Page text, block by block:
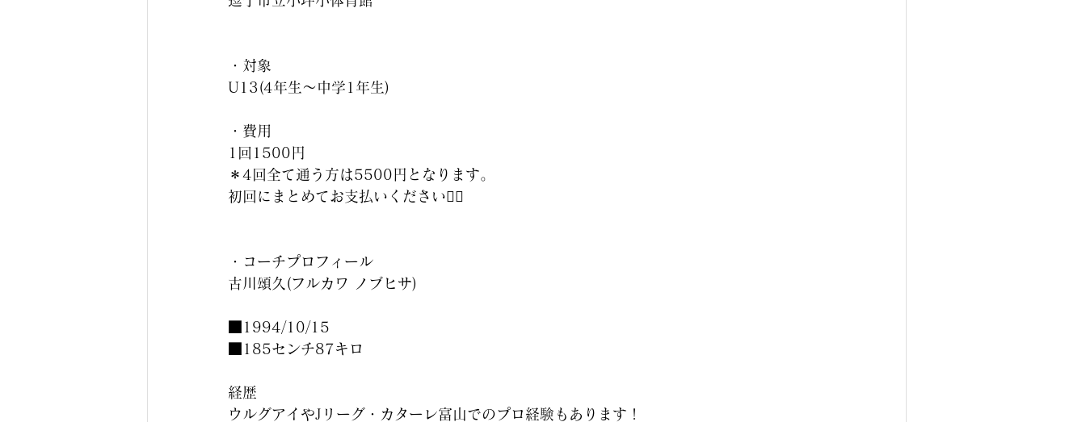
・対象
U13(4年生〜中学1年生)
・費用
1回1500円
＊4回全て通う方は5500円となります。
初回にまとめてお支払いください🙇‍♂️
・コーチプロフィール
古川頌久(フルカワ ノブヒサ)
■1994/10/15
■185センチ87キロ
経歴
ウルグアイやJリーグ・カターレ富山でのプロ経験もあります！